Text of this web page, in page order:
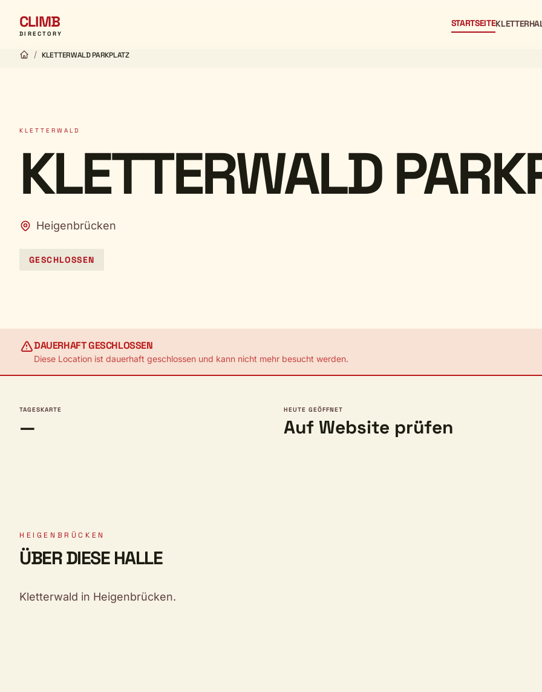
CLIMB
DIRECTORY
STARTSEITE
/ KLETTERWALD PARKPLATZ
KLETTERWALD
KLETTERWALD
Heigenbrücken
GESCHLOSSEN
DAUERHAFT GESCHLOSSEN
Diese Location ist dauerhaft geschlossen und kann nicht mehr besucht werden.
TAGESKARTE
—
HEUTE GEÖFFNET
Auf Website prüfen
HEIGENBRÜCKEN
ÜBER DIESE HALLE
Kletterwald in Heigenbrücken.